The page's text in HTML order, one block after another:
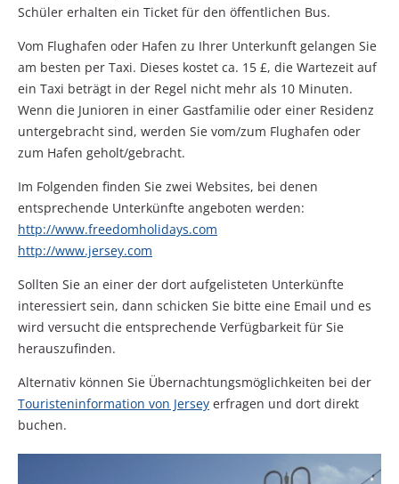
Schüler erhalten ein Ticket für den öffentlichen Bus.
Vom Flughafen oder Hafen zu Ihrer Unterkunft gelangen Sie
am besten per Taxi. Dieses kostet ca. 15 £, die Wartezeit auf
ein Taxi beträgt in der Regel nicht mehr als 10 Minuten.
Wenn die Junioren in einer Gastfamilie oder einer Residenz
untergebracht sind, werden Sie vom/zum Flughafen oder
zum Hafen geholt/gebracht.
Im Folgenden finden Sie zwei Websites, bei denen
entsprechende Unterkünfte angeboten werden:
http://www.freedomholidays.com
http://www.jersey.com
Sollten Sie an einer der dort aufgelisteten Unterkünfte
interessiert sein, dann schicken Sie bitte eine Email und es
wird versucht die entsprechende Verfügbarkeit für Sie
herauszufinden.
Alternativ können Sie Übernachtungsmöglichkeiten bei der
Touristeninformation von Jersey erfragen und dort direkt
buchen.